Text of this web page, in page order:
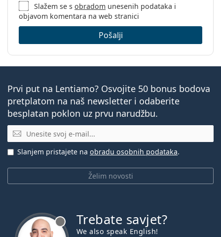
Slažem se sobradom unesenih podataka i
objavom komentara na web stranici
Pošalji
Prvi put na Lentiamo? Osvojite 50 bonus bodova
pretplatom na naš newsletter i odaberite
besplatan poklon uz prvu narudžbu.
E-mail
Želim novosti
Slanjem pristajete na obradu osobnih podataka.
Trebate savjet?
We also speak English!